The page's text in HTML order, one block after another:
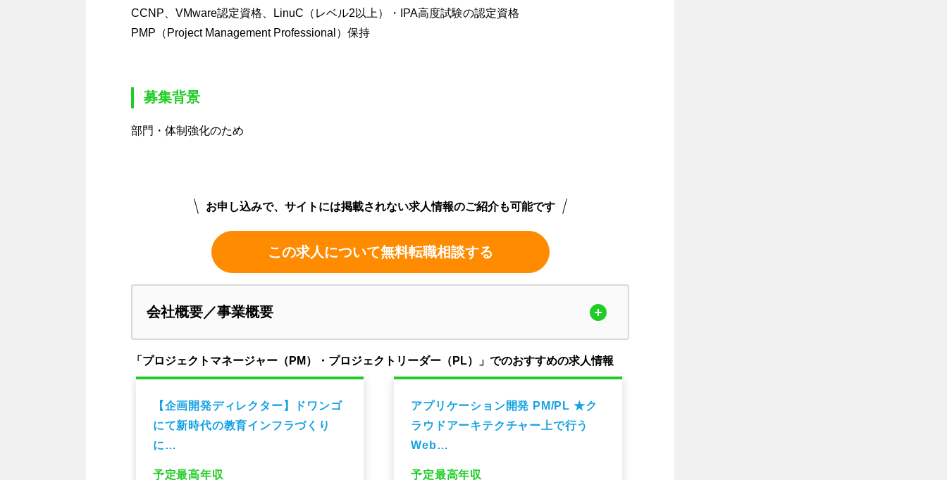
CCNP、VMware認定資格、LinuC（レベル2以上）・IPA高度試験の認定資格
PMP（Project Management Professional）保持
募集背景
部門・体制強化のため
お申し込みで、サイトには掲載されない求人情報のご紹介も可能です
この求人について無料転職相談する
会社概要／事業概要
「プロジェクトマネージャー（PM）・プロジェクトリーダー（PL）」でのおすすめの求人情報
【企画開発ディレクター】ドワンゴ
にて新時代の教育インフラづくり
に…
予定最高年収
アプリケーション開発 PM/PL ★ク
ラウドアーキテクチャー上で行う
Web…
予定最高年収